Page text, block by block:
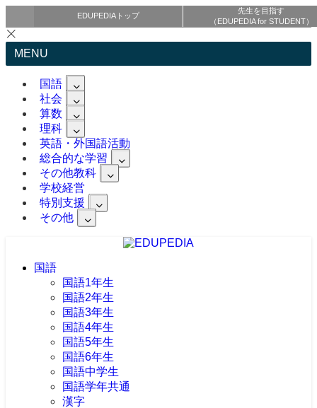
EDUPEDIAトップ
先生を目指す
（EDUPEDIA for STUDENT）
MENU
国語
社会
算数
理科
英語・外国語活動
総合的な学習
その他教科
学校経営
特別支援
その他
国語
国語1年生
国語2年生
国語3年生
国語4年生
国語5年生
国語6年生
国語中学生
国語学年共通
漢字